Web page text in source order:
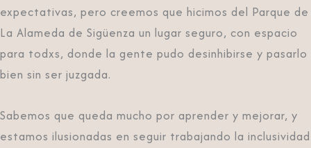
expectativas, pero creemos que hicimos del Parque de
La Alameda de Sigüenza un lugar seguro, con espacio
para todxs, donde la gente pudo desinhibirse y pasarlo
bien sin ser juzgada.
Sabemos que queda mucho por aprender y mejorar, y
estamos ilusionadas en seguir trabajando la inclusividad